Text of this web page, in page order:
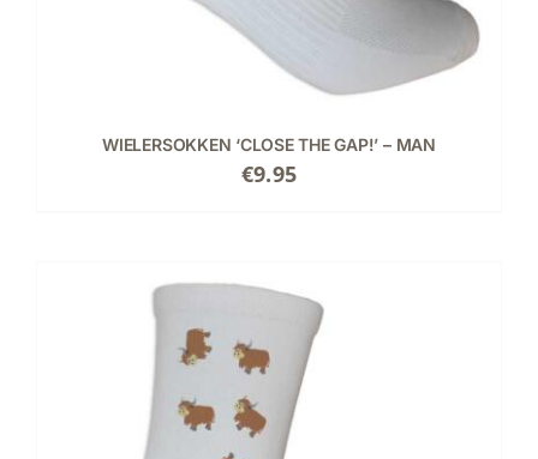
WIELERSOKKEN ‘CLOSE THE GAP!’ – MAN
€9.95